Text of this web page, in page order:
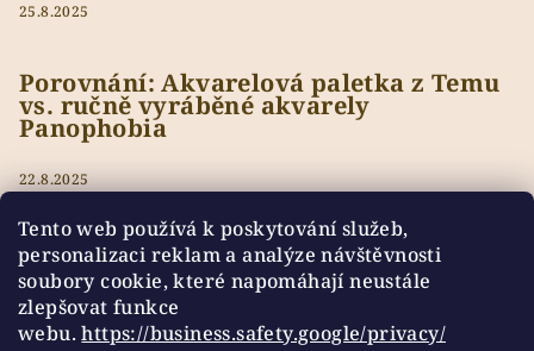
Tento web používá k poskytování služeb,
personalizaci reklam a analýze návštěvnosti
soubory cookie, které napomáhají neustále
zlepšovat funkce
webu.https://business.safety.google/privacy/
25.8.2025
Porovnání: Akvarelová paletka z Temu
vs. ručně vyráběné akvarely
Panophobia
22.8.2025
Přijímáme online platby